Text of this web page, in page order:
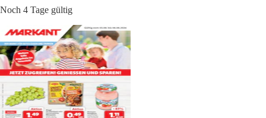
Noch 4 Tage gültig